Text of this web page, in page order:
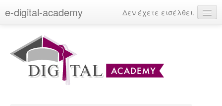
e-digital-academy
Δεν έχετε εισέλθει.